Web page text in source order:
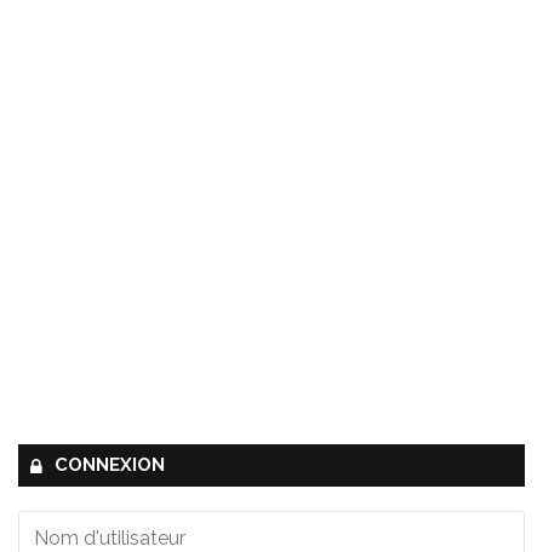
CONNEXION